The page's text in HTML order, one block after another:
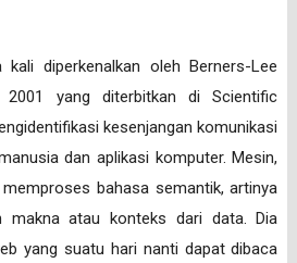
diperkenalkan oleh Berners-Lee
2001 yang diterbitkan di Scientific
kesenjangan komunikasi
dan aplikasi komputer. Mesin,
bahasa semantik, artinya
makna atau konteks dari data. Dia
yang suatu hari nanti dapat dibaca